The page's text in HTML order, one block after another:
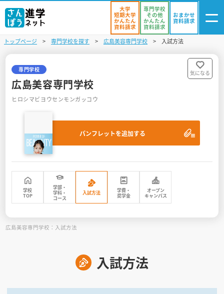
資料リスト
進学イベント
入試・受験入門
お役立ち情報
見学会WEB手引書
校内オンラインガイダンス
大学
短期大学
かんたん
資料請求
専門学校
その他
かんたん
資料請求
おまかせ
資料請求
トップページ 専門学校を探す 広島美容専門学校 入試方法
専門学校
広島美容専門学校
ヒロシマビヨウセンモンガッコウ
パンフレットを追加する
気になる
学校
TOP
学部・
学科・
コース
入試方法
学費・
奨学金
オープン
キャンパス
広島美容専門学校：入試方法
入試方法